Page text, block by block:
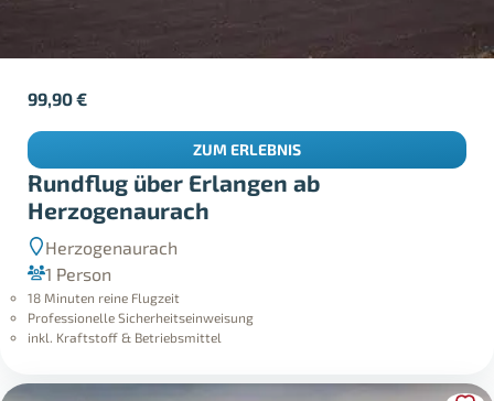
Rundflug über Erlangen ab
Herzogenaurach
Herzogenaurach
1 Person
18 Minuten reine Flugzeit
Professionelle Sicherheitseinweisung
inkl. Kraftstoff & Betriebsmittel
99,90€
ZUM ERLEBNIS